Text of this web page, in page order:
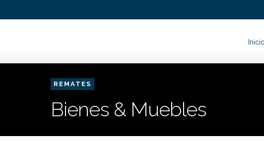
Inicio
REMATES
Bienes & Muebles